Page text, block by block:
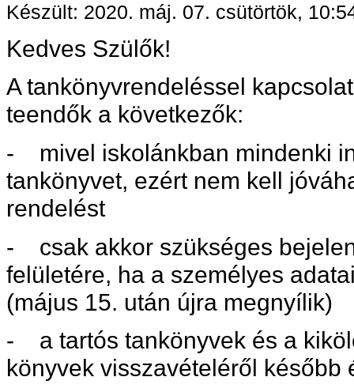
Készült: 2020. máj. 07. csütörtök,
Kedves Szülők!
A tankönyvrendeléssel
teendők a következők:
- mivel iskolánkban mindenki
tankönyvet, ezért nem kell
rendelést
- csak akkor szükséges
felületére, ha a személyes
(május 15. után újra megnyílik)
- a tartós tankönyvek és a
könyvek visszavételéről később